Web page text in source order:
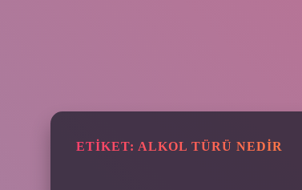
ETIKET: ALKOL TÜRÜ NEDIR